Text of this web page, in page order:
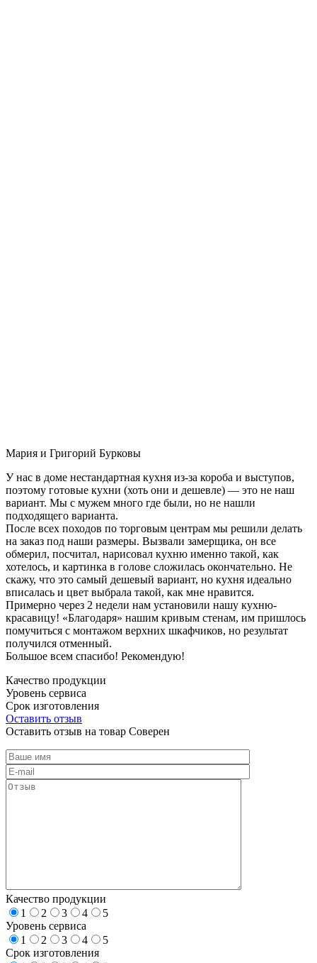
Мария и Григорий Бурковы
У нас в доме нестандартная кухня из-за короба и выступов,
поэтому готовые кухни (хоть они и дешевле) — это не наш
вариант. Мы с мужем много где были, но не нашли
подходящего варианта.
После всех походов по торговым центрам мы решили делать
на заказ под наши размеры. Вызвали замерщика, он все
обмерил, посчитал, нарисовал кухню именно такой, как
хотелось, и картинка в голове сложилась окончательно. Не
скажу, что это самый дешевый вариант, но кухня идеально
вписалась и цвет выбрала такой, как мне нравится.
Примерно через 2 недели нам установили нашу кухню-
красавицу! «Благодаря» нашим кривым стенам, им пришлось
помучиться с монтажом верхних шкафчиков, но результат
получился отменный.
Большое всем спасибо! Рекомендую!
Качество продукции
Уровень сервиса
Срок изготовления
Оставить отзыв
Оставить отзыв на товар Соверен
Качество продукции
1
2 3 4
5
Уровень сервиса
1
2 3 4
5
Срок изготовления